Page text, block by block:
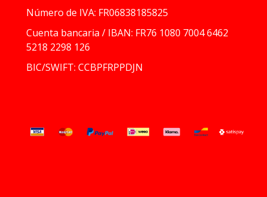
Número de IVA: FR06838185825
Cuenta bancaria / IBAN: FR76 1080 7004 6462
5218 2298 126
BIC/SWIFT: CCBPFRPPDJN